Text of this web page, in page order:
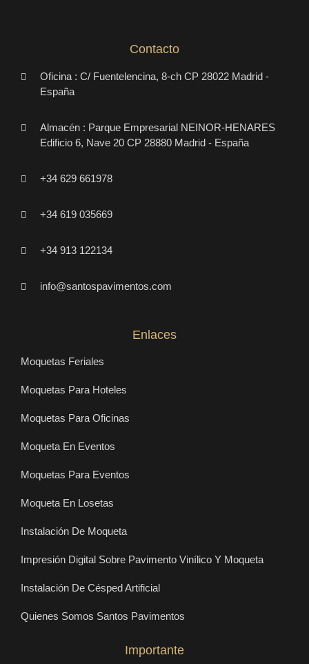
Contacto
Oficina : C/ Fuentelencina, 8-ch CP 28022 Madrid -
España
Almacén : Parque Empresarial NEINOR-HENARES
Edificio 6, Nave 20 CP 28880 Madrid - España
+34 629 661978
+34 619 035669
+34 913 122134
info@santospavimentos.com
Enlaces
Moquetas Feriales
Moquetas Para Hoteles
Moquetas Para Oficinas
Moqueta En Eventos
Moquetas Para Eventos
Moqueta En Losetas
Instalación De Moqueta
Impresión Digital Sobre Pavimento Vinílico Y Moqueta
Instalación De Césped Artificial
Quienes Somos Santos Pavimentos
Importante